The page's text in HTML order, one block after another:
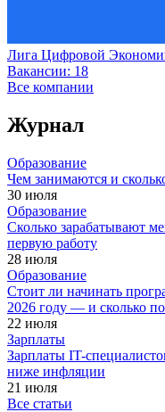
Лига Цифровой
Вакансии: 18
Все компании
Журнал
Образование
Чем занимаются и
30 июля
Образование
Сколько зарабатывают
первую работу
28 июля
Образование
Стоит ли начинать
2026 году — и сколько
22 июля
Зарплаты
Зарплаты IT-
ниже инфляции
21 июля
Все статьи